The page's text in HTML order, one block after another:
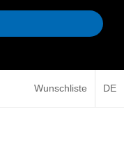
Wunschliste DE